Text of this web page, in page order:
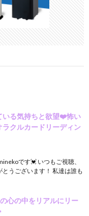
る気持ちと欲望❤️怖い
クルカードリーディン
です💓 いつもご視聴、
うございます！ 私達は誰も
心の中をリアルにリー